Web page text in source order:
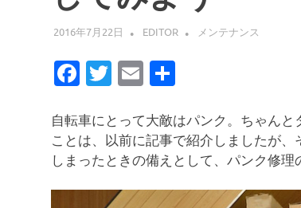
2016年7月22日 EDITOR メンテナンス
Facebook
Twitter
Email
自転車にとって大敵はパンク。ちゃん
ことは、以前に記事で紹介しましたが
しまったときの備えとして、パンク修理